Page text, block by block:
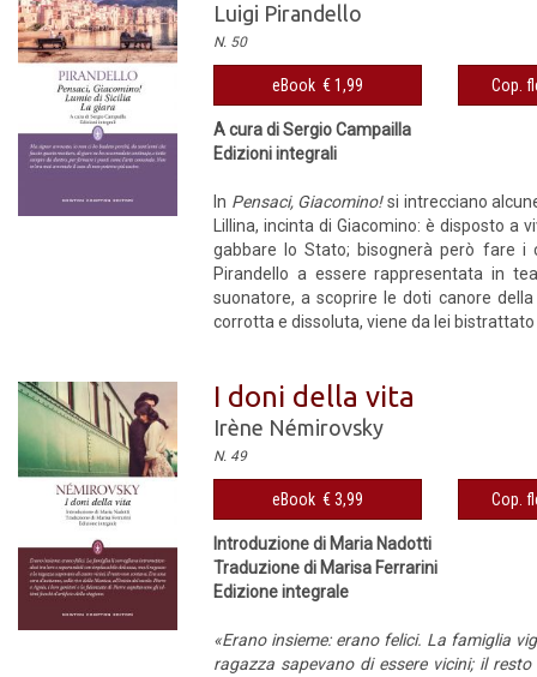
Luigi Pirandello
N. 50
eBook € 1,99 Cop.
A cura di Sergio Campailla
Edizioni integrali
In Pensaci, Giacomino!si intrecciano
Lillina, incinta di Giacomino: è disposto
gabbare lo Stato; bisognerà però fare i
Pirandello a essere rappresentata in
suonatore, a scoprire le doti canore
corrotta e dissoluta, viene da lei
I doni della vita
Irène Némirovsky
N. 49
eBook € 3,99 Cop.
Introduzione di Maria Nadotti
Traduzione di Marisa Ferrarini
Edizione integrale
«Erano insieme: erano felici. La famiglia
ragazza sapevano di essere vicini; il